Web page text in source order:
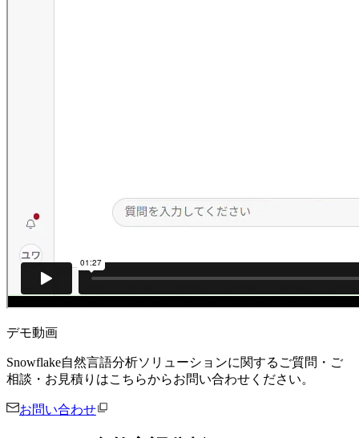
デモ動画
Snowflake自然言語分析ソリューションに関するご質問・ご
相談・お見積りはこちらからお問い合わせください。
お問い合わせ